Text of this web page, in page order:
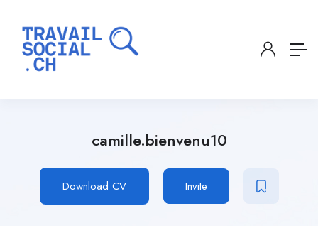
camille.bienvenu10
Download CV Invite